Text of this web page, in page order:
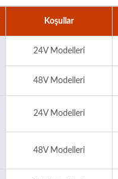
Koşullar
24V Modelleri
48V Modelleri
24V Modelleri
48V Modelleri